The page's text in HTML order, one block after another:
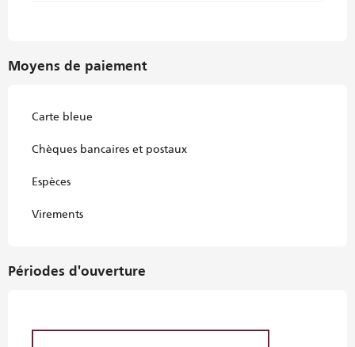
Moyens de paiement
Carte bleue
Chèques bancaires et postaux
Espèces
Virements
Périodes d'ouverture